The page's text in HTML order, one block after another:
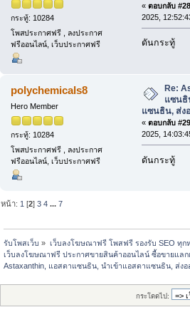
กระทู้: 10284
โพสประกาศฟรี , ลงประกาศ
ฟรีออนไลน์, เว็บประกาศฟรี
« ตอบกลับ
2025,
ดันกระทู้
polychemicals8
Hero Member
กระทู้: 10284
โพสประกาศฟรี , ลงประกาศ
ฟรีออนไลน์, เว็บประกาศฟรี
Re:
แซนธิ
แซนธิน, ส่ง
« ตอบกลับ
2025,
ดันกระทู้
หน้า: 1 [2]3 4 ...7
รับโพสเว็บ » เว็บลงโฆษณาฟรี โพสฟรี รองรับ SEO ทุก
เว็บลงโฆษณาฟรี ประกาศขายสินค้าออนไลน์ ซื้อขายแล
Astaxanthin, แอสตาแซนธิน, นำเข้าแอสตาแซนธิน, ส่ง
กระโดดไป: